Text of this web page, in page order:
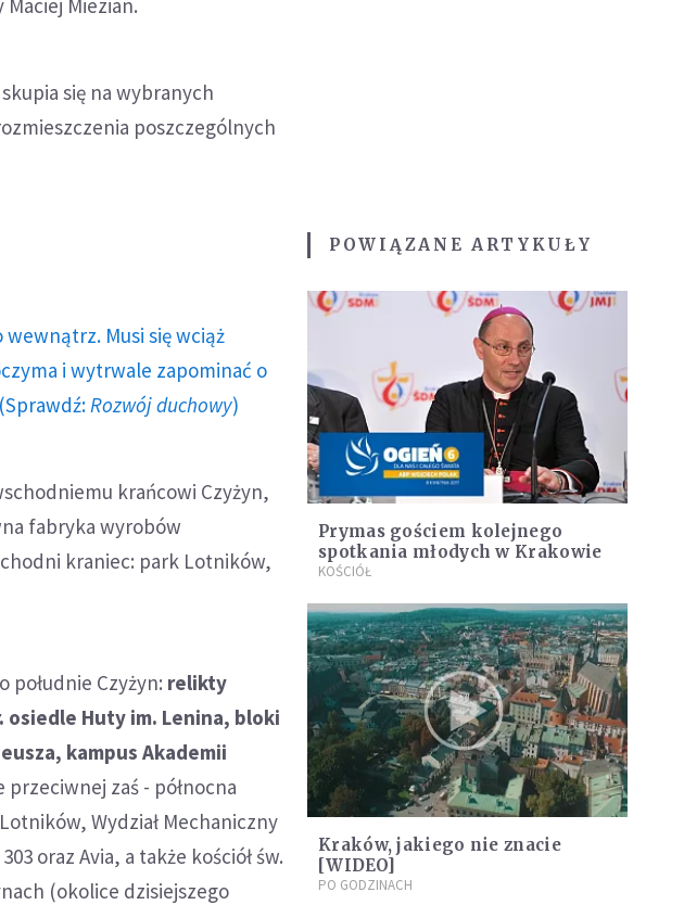
się na wybranych
poszczególnych
wewnątrz. Musi się wciąż
i wytrwale zapominać o
Rozwój duchowy)
krańcowi Czyżyn,
fabryka wyrobów
kraniec: park Lotników,
Czyżyn: relikty
osiedle Huty im. Lenina, bloki
kampus Akademii
przeciwnej zaś - północna
Wydział Mechaniczny
oraz Avia, a także kościół św.
(okolice dzisiejszego
POWIĄZANE ARTYKUŁY
Prymas gościem kolejnego
spotkania młodych w Krakowie
KOŚCIÓŁ
Kraków, jakiego nie znacie
[WIDEO]
PO GODZINACH